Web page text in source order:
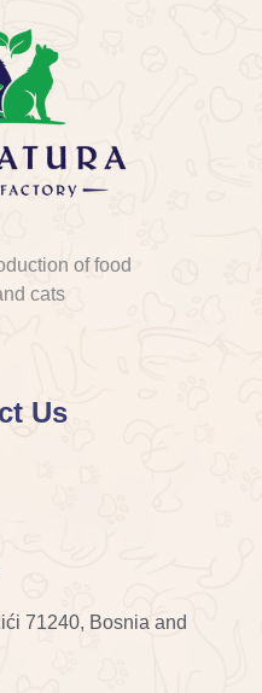
of food
cats
Us
71240, Bosnia and